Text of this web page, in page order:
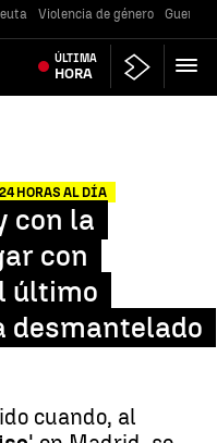
Violencia de género Guerra
ÚLTIMA
HORA
HORAS AL DÍA
con la
con
último
desmantelado
cuando, al